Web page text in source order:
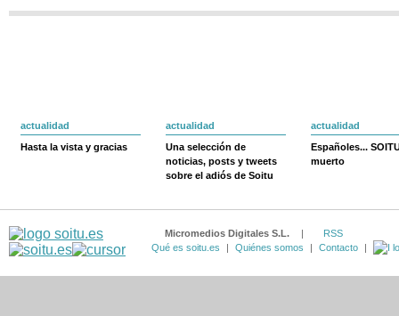
actualidad
Hasta la vista y gracias
actualidad
Una selección de
noticias, posts y tweets
sobre el adiós de Soitu
actualidad
Españoles...
muerto
Micromedios Digitales S.L. |
RSS
Qué es soitu.es
| Quiénes somos | Contacto |